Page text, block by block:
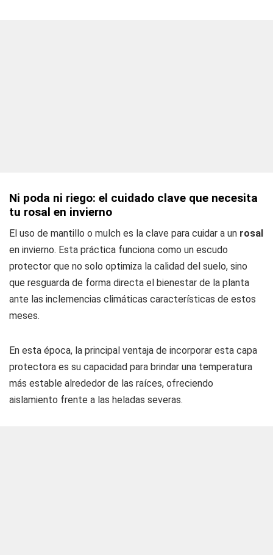
Ni poda ni riego: el cuidado clave que necesita
tu rosal en invierno
El uso de mantillo o mulch es la clave para cuidar a un rosal
en invierno. Esta práctica funciona como un escudo
protector que no solo optimiza la calidad del suelo, sino
que resguarda de forma directa el bienestar de la planta
ante las inclemencias climáticas características de estos
meses.
En esta época, la principal ventaja de incorporar esta capa
protectora es su capacidad para brindar una temperatura
más estable alrededor de las raíces, ofreciendo
aislamiento frente a las heladas severas.